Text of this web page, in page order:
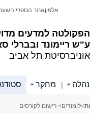
הפקולטה למדעים
ע"ש ריימונד ובברלי
אוניברסיטת תל אביב
אלפוןאתר הספרייה
| מחקר
>לימודים> רישום לקורסים